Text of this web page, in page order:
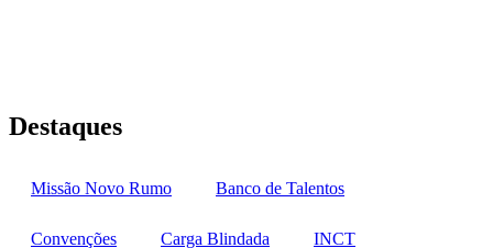
Destaques
Missão Novo Rumo Banco de Talentos
Convenções Carga Blindada INCT